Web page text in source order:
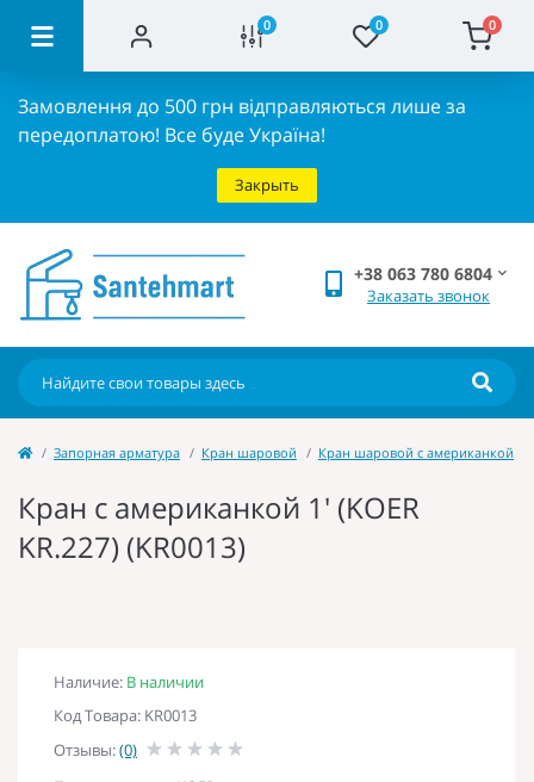
0 0 0
Замовлення до 500 грн відправляються лише за
передоплатою! Все буде Україна!
Закрыть
+38 063 780 6804
Заказать звонок
Запорная арматура Кран шаровой Кран шаровой с американкой
Кран с американкой 1' (KOER
KR.227) (KR0013)
Наличие: В наличии
Код Товара: KR0013
Отзывы:(0)